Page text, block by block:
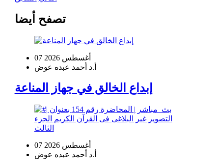
تصفح أيضا
07 أغسطس 2026
أ.د أحمد عبده عوض
إبداع الخالق في جهاز المناعة
07 أغسطس 2026
أ.د أحمد عبده عوض